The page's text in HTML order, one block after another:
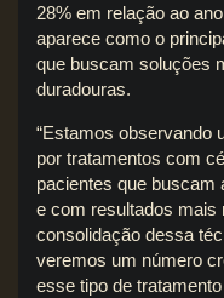
28% em relação ao
aparece como o
que buscam soluções
duradouras.
“Estamos observando
por tratamentos com
pacientes que buscam
e com resultados mais
consolidação dessa
veremos um número
esse tipo de